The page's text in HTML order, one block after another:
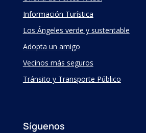
Información Turística
Los Ángeles verde y sustentable
Adopta un amigo
Vecinos más seguros
Tránsito y Transporte Público
Síguenos